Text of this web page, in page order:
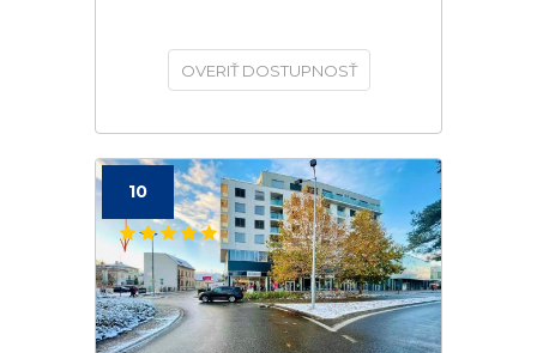
OVERIŤ DOSTUPNOSŤ
10